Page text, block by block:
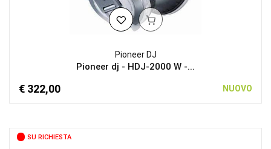
Pioneer DJ
Pioneer dj - HDJ-2000 W -...
€ 322,00 NUOVO
SU RICHIESTA